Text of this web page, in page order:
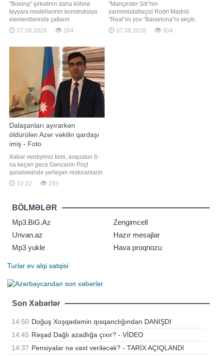
"Boeing" şirkətinin daha köhnə
təyyarə modellərinin konstruksiya
elementlərində çatların
aşkarlanmasından sonra, ABŞ-nin
Federal Mülki Aviasiya İdarəsi (FAA)
gəmisinin yoxlanılması barədə
təlimat verib. xəbər verir ki, bu
barədə ABŞ-nin federal reyestrini
07.08.2026 264
"Mançester Siti"nin
yarımmüdafiəçisi Rodri Madrid
"Real"ını yox "Barselona"nı seçib.
xəbər verir ki, onun "Real"a
keçidinin ilkin razılaşmaya
07.08.2026 304
Dalaşanları ayırarkən
öldürülən Azər vəkilin qardaşı
imiş - Foto
Xəbər verdiyimiz kimi, avqustun 6-
na keçən gecə Gəncənin Poçt
qəsəbəsində yerləşən restoranların
birində baş verən kütləvi dava
zamanı 1983-cü il təvəllüdlü Azər
"Qafqazinfo"nun məlumatına görə,
öldürülən şəxs Gəncə və ətraf
rayonlarda tanınmış vəkil ola
10:22 193
BÖLMƏLƏR
Mp3.BiG.Az
Zengimcell
Unvan.az
Hazır mesajlar
Mp3 yukle
Hava proqnozu
Turlar ev alqi satqisi
Son Xəbərlər
14:50 Doğuş Xoşqədəmin qısqanclığından DANIŞDI
14:45 Rəşad Dağlı azadlığa çıxır? - VİDEO
14:37 Pensiyalar nə vaxt veriləcək? - TARİX AÇIQLANDI